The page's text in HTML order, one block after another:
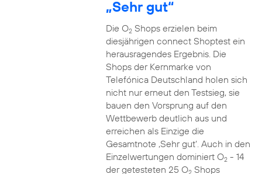
„Sehr gut“
Die O2Shops erzielen beim
diesjährigen connect Shoptest ein
herausragendes Ergebnis. Die
Shops der Kernmarke von
Telefónica Deutschland holen sich
nicht nur erneut den Testsieg, sie
bauen den Vorsprung auf den
Wettbewerb deutlich aus und
erreichen als Einzige die
Gesamtnote ‚Sehr gut‘. Auch in den
Einzelwertungen dominiert O2- 14
der getesteten 25 O2Shops